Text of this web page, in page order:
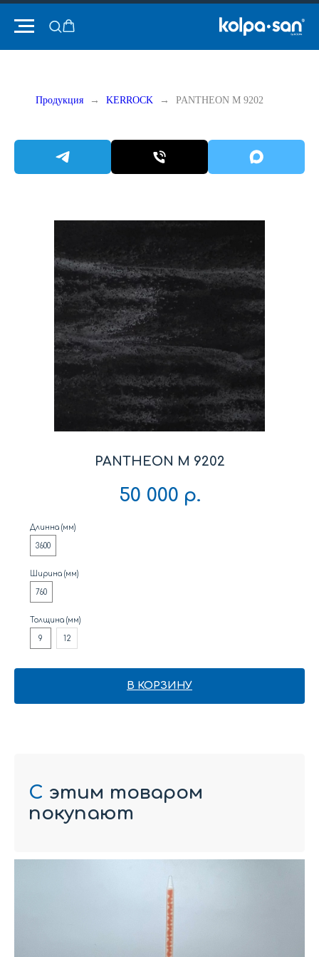
Продукция KERROCK PANTHEON M 9202
PANTHEON M 9202
50 000 р.
Длинна (мм)
3600
Ширина (мм)
760
Толщина (мм)
9 12
В КОРЗИНУ
С этим товаром
покупают